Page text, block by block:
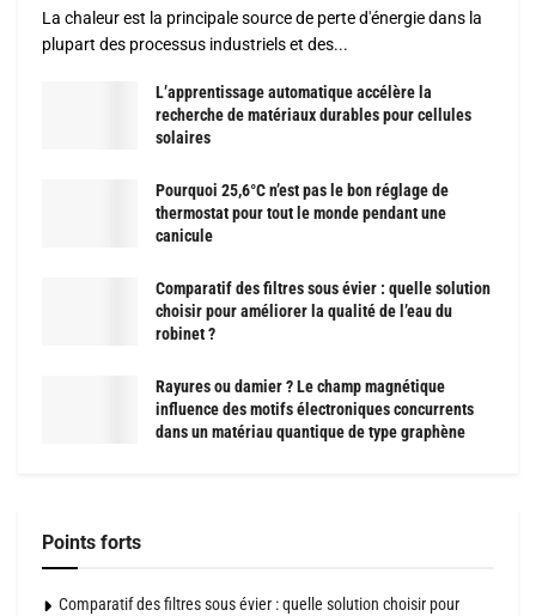
La chaleur est la principale source de perte d'énergie dans la
plupart des processus industriels et des...
L’apprentissage automatique accélère la
recherche de matériaux durables pour cellules
solaires
Pourquoi 25,6°C n’est pas le bon réglage de
thermostat pour tout le monde pendant une
canicule
Comparatif des filtres sous évier : quelle solution
choisir pour améliorer la qualité de l’eau du
robinet ?
Rayures ou damier ? Le champ magnétique
influence des motifs électroniques concurrents
dans un matériau quantique de type graphène
Points forts
Comparatif des filtres sous évier : quelle solution choisir pour